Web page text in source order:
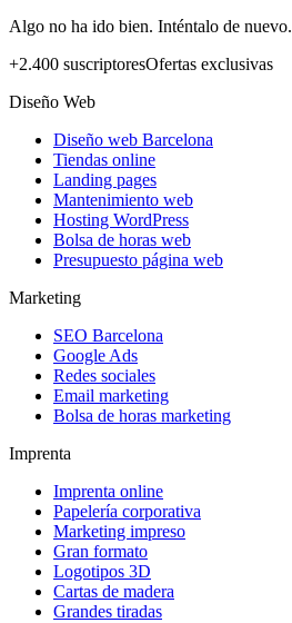
Algo no ha ido bien. Inténtalo de nuevo.
+2.400 suscriptoresOfertas exclusivas
Diseño Web
Diseño web Barcelona
Tiendas online
Landing pages
Mantenimiento web
Hosting WordPress
Bolsa de horas web
Presupuesto página web
Marketing
SEO Barcelona
Google Ads
Redes sociales
Email marketing
Bolsa de horas marketing
Imprenta
Imprenta online
Papelería corporativa
Marketing impreso
Gran formato
Logotipos 3D
Cartas de madera
Grandes tiradas